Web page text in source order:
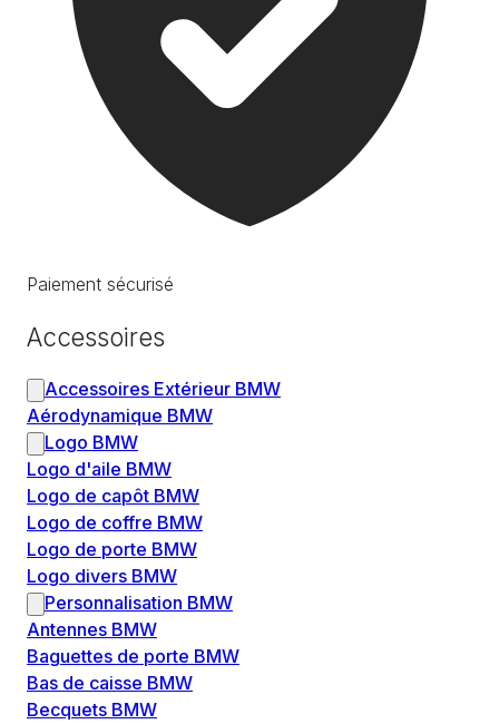
Paiement sécurisé
Accessoires
Accessoires Extérieur BMW
Aérodynamique BMW
Logo BMW
Logo d'aile BMW
Logo de capôt BMW
Logo de coffre BMW
Logo de porte BMW
Logo divers BMW
Personnalisation BMW
Antennes BMW
Baguettes de porte BMW
Bas de caisse BMW
Becquets BMW